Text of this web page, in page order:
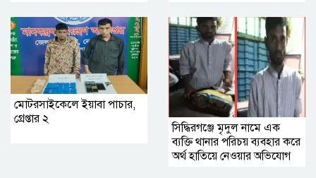
মোটরসাইকেলে ইয়াবা পাচার,
গ্রেপ্তার ২
সিদ্ধিরগঞ্জে মৃদুল নামে এক
ব‍্যক্তি থানার পরিচয় ব্যবহার করে
অর্থ হাতিয়ে নেওয়ার অভিযোগ